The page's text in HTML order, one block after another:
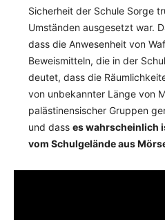
Sicherheit der Schule Sorge
Umständen ausgesetzt war.
dass die Anwesenheit von
Beweismitteln, die in der
deutet, dass die
von unbekannter Länge von
palästinensischer Gruppen
und dass es wahrscheinlich
vom Schulgelände aus